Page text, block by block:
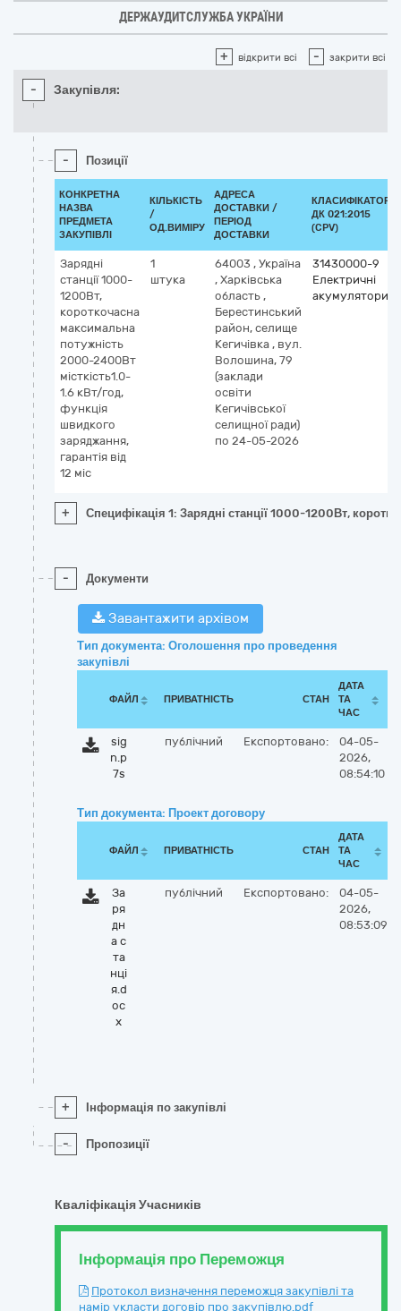
ДЕРЖАУДИТСЛУЖБА УКРАЇНИ
+ відкрити всі - закрити всі
- Закупівля:
- Позиції
КОНКРЕТНА
НАЗВА
ПРЕДМЕТА
ЗАКУПІВЛІ
КІЛЬКІСТЬ
/
ОД.ВИМІРУ
АДРЕСА
ДОСТАВКИ /
ПЕРІОД
ДОСТАВКИ
КЛАСИФІКАТОР
ДК 021:2015
(CPV)
Зарядні
станції 1000-
1200Вт,
короткочасна
максимальна
потужність
2000-2400Вт
місткість1.0-
1.6 кВт/год,
функція
швидкого
заряджання,
гарантія від
12 міс
1
штука
64003 , Україна
, Харківська
область ,
Берестинський
район, селище
Кегичівка , вул.
Волошина, 79
(заклади
освіти
Кегичівської
селищної ради)
по 24-05-2026
31430000-9
Електричні
акумулятори
+ Специфікація 1: Зарядні станції 1000-1200Вт,
- Документи
Завантажити архівом
Тип документа: Оголошення про проведення
закупівлі
ФАЙЛ ПРИВАТНІСТЬ СТАН
ДАТА
ТА
ЧАС
sig
n.p
7s
публічний Експортовано:
04-05-
2026,
08:54:10
Тип документа: Проект договору
ФАЙЛ ПРИВАТНІСТЬ СТАН
ДАТА
ТА
ЧАС
За
ря
дн
а с
та
нці
я.d
oc
x
публічний Експортовано:
04-05-
2026,
08:53:09
+ Інформація по закупівлі
- Пропозиції
Кваліфікація Учасників
Інформація про Переможця
Протокол визначення переможця закупівлі та
намір укласти договір про закупівлю.pdf